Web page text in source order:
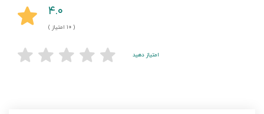
۴.۰
( ۱۰ امتیاز )
امتیاز دهید